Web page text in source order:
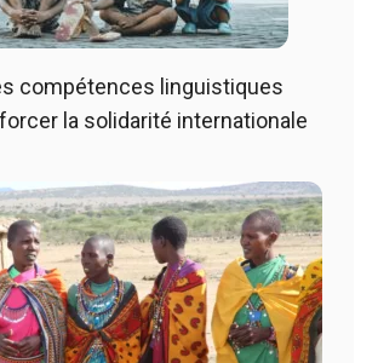
compétences linguistiques
la solidarité internationale